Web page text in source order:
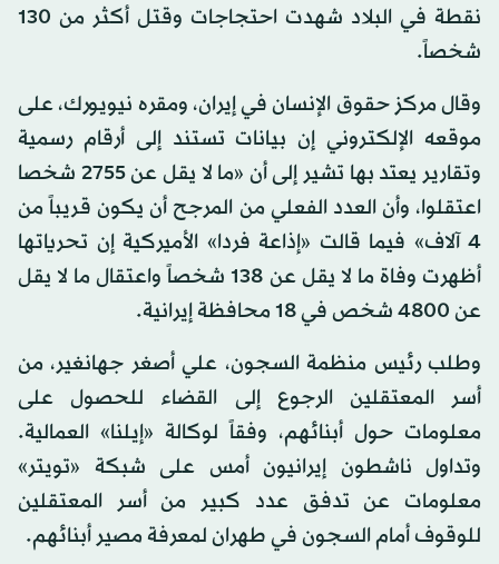
نقطة في البلاد شهدت احتجاجات وقتل أكثر من 130
شخصاً.
وقال مركز حقوق الإنسان في إيران، ومقره نيويورك، على
موقعه الإلكتروني إن بيانات تستند إلى أرقام رسمية
وتقارير يعتد بها تشير إلى أن «ما لا يقل عن 2755 شخصا
اعتقلوا، وأن العدد الفعلي من المرجح أن يكون قريباً من
4 آلاف» فيما قالت «إذاعة فردا» الأميركية إن تحرياتها
أظهرت وفاة ما لا يقل عن 138 شخصاً واعتقال ما لا يقل
عن 4800 شخص في 18 محافظة إيرانية.
وطلب رئيس منظمة السجون، علي أصغر جهانغير، من
أسر المعتقلين الرجوع إلى القضاء للحصول على
معلومات حول أبنائهم، وفقاً لوكالة «إيلنا» العمالية.
وتداول ناشطون إيرانيون أمس على شبكة «تويتر»
معلومات عن تدفق عدد كبير من أسر المعتقلين
للوقوف أمام السجون في طهران لمعرفة مصير أبنائهم.